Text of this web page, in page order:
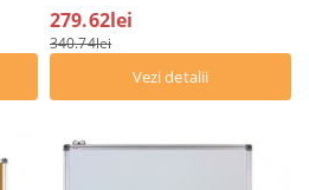
279.62lei
340.74lei
Vezi detalii